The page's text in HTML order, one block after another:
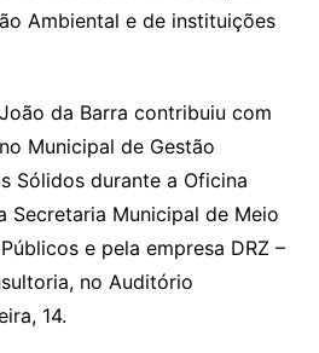
Ambiental e de instituições
da Barra contribuiu com
Municipal de Gestão
Sólidos durante a Oficina
Secretaria Municipal de Meio
e pela empresa DRZ –
no Auditório
14.